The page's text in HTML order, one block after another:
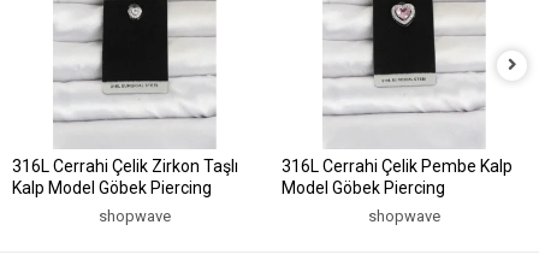
316L Cerrahi Çelik Zirkon Taşlı
Kalp Model Göbek Piercing
shopwave
316L Cerrahi Çelik Pembe Kalp
Model Göbek Piercing
shopwave